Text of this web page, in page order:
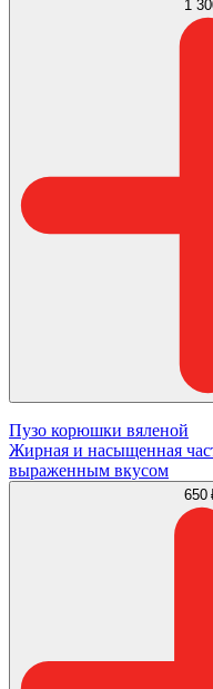
1
Пузо корюшки вяленой
Жирная и насыщенная
выраженным вкусом
650